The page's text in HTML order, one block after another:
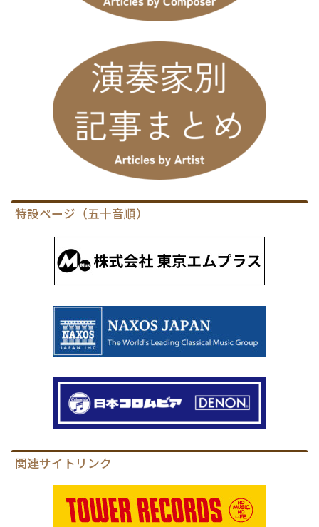
特設ページ（五十音順）
関連サイトリンク